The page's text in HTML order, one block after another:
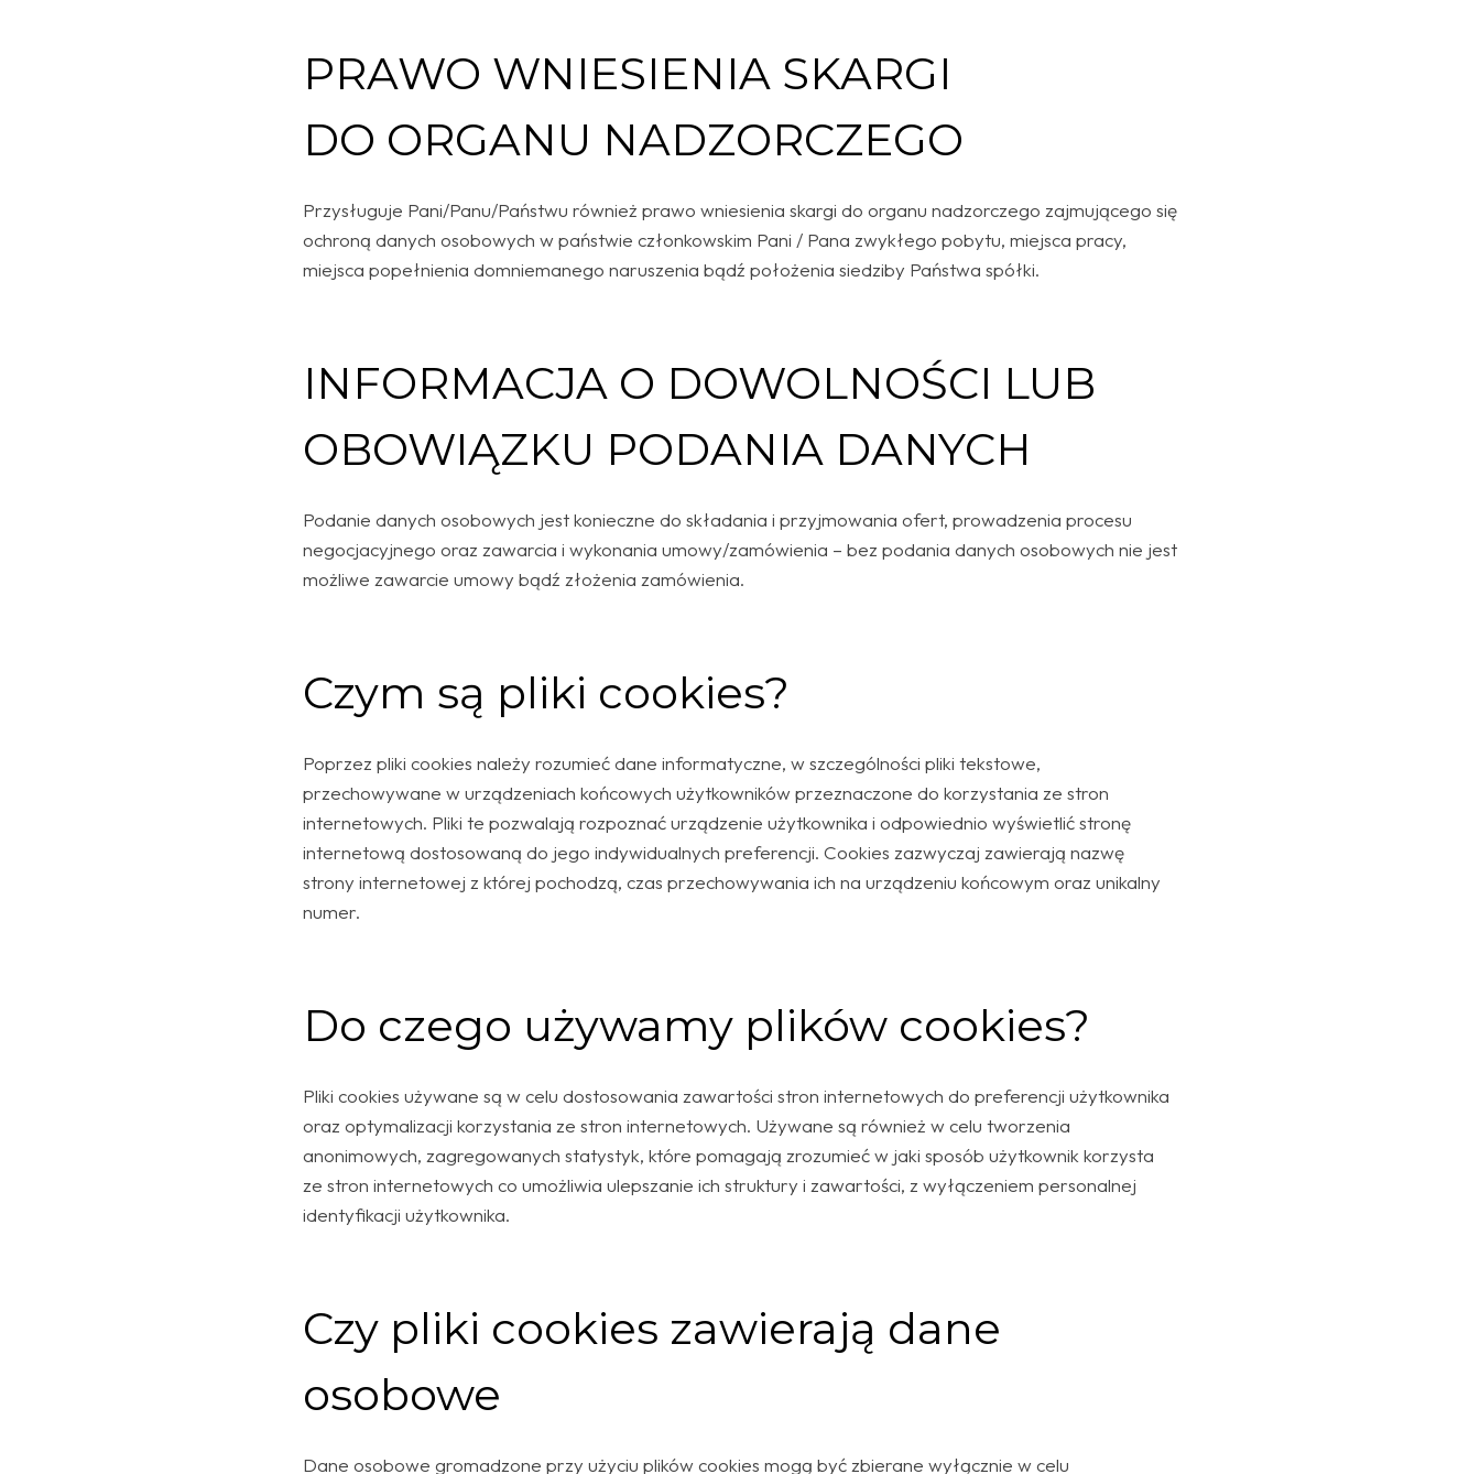
PRAWO WNIESIENIA SKARGI
DO ORGANU NADZORCZEGO
Przysługuje Pani/Panu/Państwu również prawo wniesienia skargi do organu nadzorczego zajmującego się
ochroną danych osobowych w państwie członkowskim Pani / Pana zwykłego pobytu, miejsca pracy,
miejsca popełnienia domniemanego naruszenia bądź położenia siedziby Państwa spółki.
INFORMACJA O DOWOLNOŚCI LUB
OBOWIĄZKU PODANIA DANYCH
Podanie danych osobowych jest konieczne do składania i przyjmowania ofert, prowadzenia procesu
negocjacyjnego oraz zawarcia i wykonania umowy/zamówienia – bez podania danych osobowych nie jest
możliwe zawarcie umowy bądź złożenia zamówienia.
Czym są pliki cookies?
Poprzez pliki cookies należy rozumieć dane informatyczne, w szczególności pliki tekstowe,
przechowywane w urządzeniach końcowych użytkowników przeznaczone do korzystania ze stron
internetowych. Pliki te pozwalają rozpoznać urządzenie użytkownika i odpowiednio wyświetlić stronę
internetową dostosowaną do jego indywidualnych preferencji. Cookies zazwyczaj zawierają nazwę
strony internetowej z której pochodzą, czas przechowywania ich na urządzeniu końcowym oraz unikalny
numer.
Do czego używamy plików cookies?
Pliki cookies używane są w celu dostosowania zawartości stron internetowych do preferencji użytkownika
oraz optymalizacji korzystania ze stron internetowych. Używane są również w celu tworzenia
anonimowych, zagregowanych statystyk, które pomagają zrozumieć w jaki sposób użytkownik korzysta
ze stron internetowych co umożliwia ulepszanie ich struktury i zawartości, z wyłączeniem personalnej
identyfikacji użytkownika.
Czy pliki cookies zawierają dane
osobowe
Dane osobowe gromadzone przy użyciu plików cookies mogą być zbierane wyłącznie w celu